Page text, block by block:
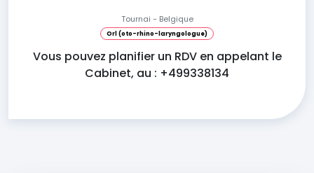
Tournai - Belgique
Orl (oto-rhino-laryngologue)
Vous pouvez planifier un RDV en appelant le
Cabinet, au : +499338134